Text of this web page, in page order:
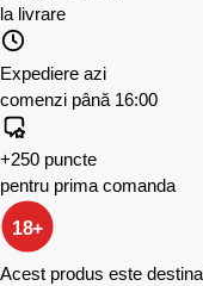
la livrare
Expediere azi
comenzi până 16:00
+250 puncte
pentru prima comanda
18+
Acest produs este